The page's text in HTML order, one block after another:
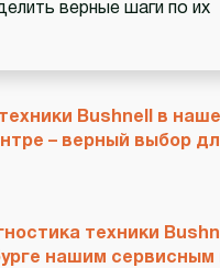
верные шаги по их
Bushnell в
– верный выбор
техники
нашим сервисным